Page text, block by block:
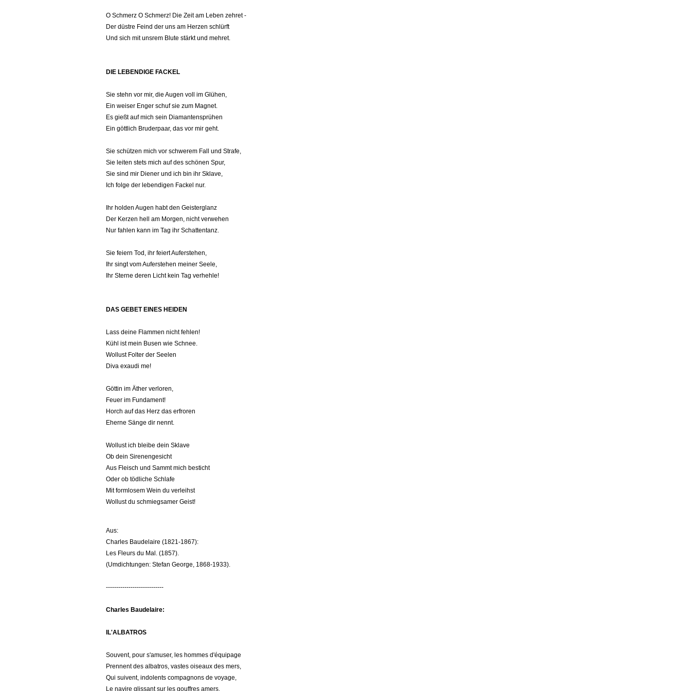
O Schmerz O Schmerz! Die Zeit am Leben zehret -
Der düstre Feind der uns am Herzen schlürft
Und sich mit unsrem Blute stärkt und mehret.
DIE LEBENDIGE FACKEL
Sie stehn vor mir, die Augen voll im Glühen,
Ein weiser Enger schuf sie zum Magnet.
Es gießt auf mich sein Diamantensprühen
Ein göttlich Bruderpaar, das vor mir geht.
Sie schützen mich vor schwerem Fall und Strafe,
Sie leiten stets mich auf des schönen Spur,
Sie sind mir Diener und ich bin ihr Sklave,
Ich folge der lebendigen Fackel nur.
Ihr holden Augen habt den Geisterglanz
Der Kerzen hell am Morgen, nicht verwehen
Nur fahlen kann im Tag ihr Schattentanz.
Sie feiern Tod, ihr feiert Auferstehen,
Ihr singt vom Auferstehen meiner Seele,
Ihr Sterne deren Licht kein Tag verhehle!
DAS GEBET EINES HEIDEN
Lass deine Flammen nicht fehlen!
Kühl ist mein Busen wie Schnee.
Wollust Folter der Seelen
Diva exaudi me!
Göttin im Äther verloren,
Feuer im Fundament!
Horch auf das Herz das erfroren
Eherne Sänge dir nennt.
Wollust ich bleibe dein Sklave
Ob dein Sirenengesicht
Aus Fleisch und Sammt mich besticht
Oder ob tödliche Schlafe
Mit formlosem Wein du verleihst
Wollust du schmiegsamer Geist!
Aus:
Charles Baudelaire (1821-1867):
Les Fleurs du Mal. (1857).
(Umdichtungen: Stefan George, 1868-1933).
----------------------------
Charles Baudelaire:
IL'ALBATROS
Souvent, pour s'amuser, les hommes d'équipage
Prennent des albatros, vastes oiseaux des mers,
Qui suivent, indolents compagnons de voyage,
Le navire glissant sur les gouffres amers.